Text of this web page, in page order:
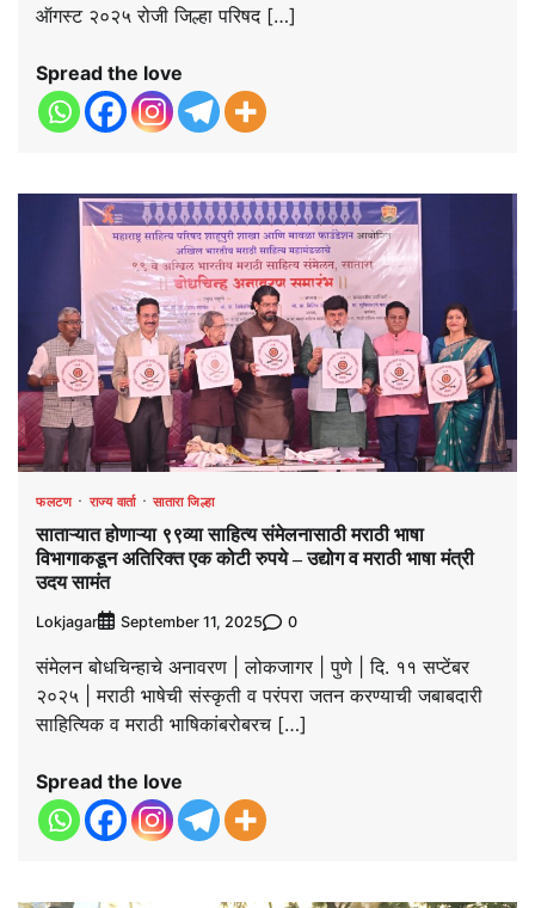
ऑगस्ट २०२५ रोजी जिल्हा परिषद […]
Spread the love
फलटण राज्य वार्ता सातारा जिल्हा
साताऱ्यात होणाऱ्या ९९व्या साहित्य संमेलनासाठी मराठी भाषा
विभागाकडून अतिरिक्त एक कोटी रुपये – उद्योग व मराठी भाषा मंत्री
उदय सामंत
Lokjagar September 11, 2025 0
संमेलन बोधचिन्हाचे अनावरण | लोकजागर | पुणे | दि. ११ सप्टेंबर
२०२५ | मराठी भाषेची संस्कृती व परंपरा जतन करण्याची जबाबदारी
साहित्यिक व मराठी भाषिकांबरोबरच […]
Spread the love